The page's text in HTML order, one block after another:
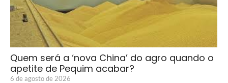
Quem será a ‘nova China’ do agro quando o
apetite de Pequim acabar?
6 de agosto de 2026